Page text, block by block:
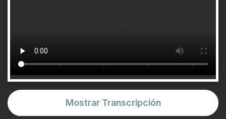
Mostrar Transcripción